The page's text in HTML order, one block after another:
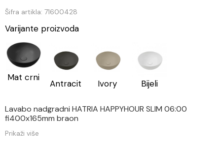
Šifra artikla: 71600428
Varijante proizvoda
Mat crni
Antracit Ivory Bijeli
Lavabo nadgradni HATRIA HAPPYHOUR SLIM 06:00
fi400x165mm braon
Prikaži više